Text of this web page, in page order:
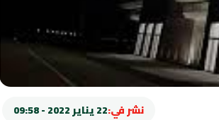
نشر في:22 يناير 2022 - 09:58